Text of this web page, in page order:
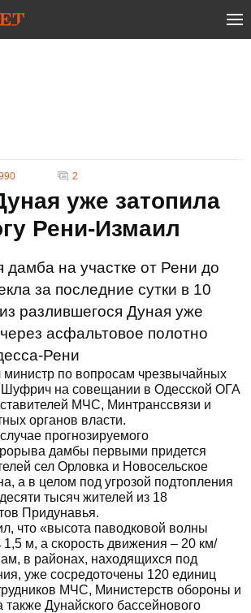
2
уже затопила
Рени-Измаил
на участке от Рени до
за последние сутки в 10
разлившегося Дуная уже
асфальтовое полотно
Рени
по вопросам чрезвычайных
Шуфрич на совещании в Одесской ОГА
МЧС, Минтранссвязи и
органов власти.
прогнозируемого
дамбы первыми придется
сел Орловка и Новосельское
а в целом под угрозой подтопления
тысяч жителей из 18
Придунавья.
что «высота паводковой волны
1,5 м, а скорость движения – 20 км/
в районах, находящихся под
уже сосредоточены 120 единиц
МЧС, Министерств обороны и
также Дунайского бассейнового